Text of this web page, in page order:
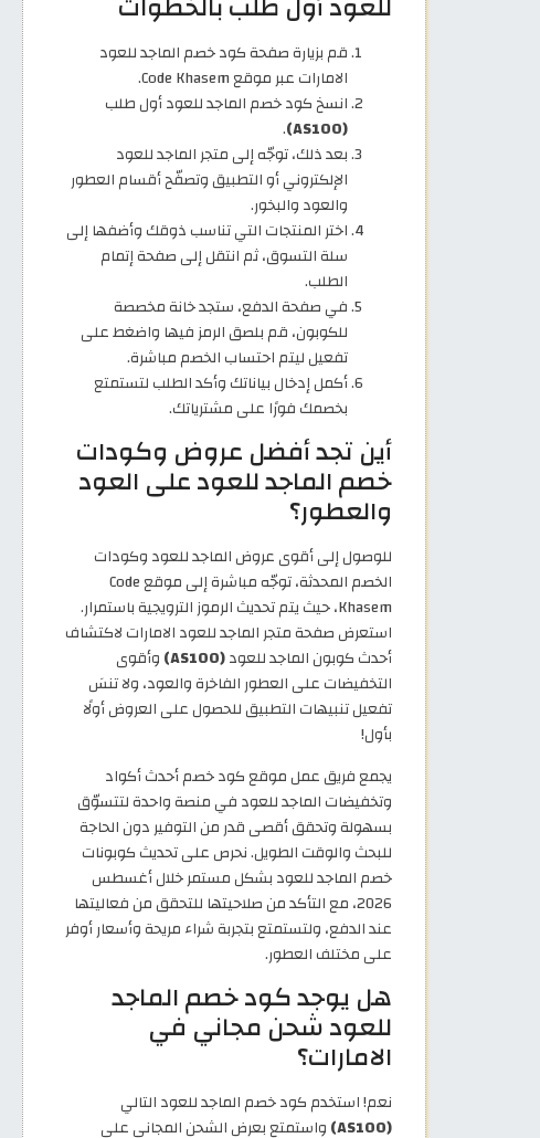
قم بزيارة صفحة كود خصم الماجد للعود
الامارات عبر موقع Code Khasem.
انسخ كود خصم الماجد للعود أول طلب
(AS100)
.
بعد ذلك، توجّه إلى متجر الماجد للعود
الإلكتروني أو التطبيق وتصفّح أقسام العطور
والعود والبخور.
اختر المنتجات التي تناسب ذوقك وأضفها إلى
سلة التسوق، ثم انتقل إلى صفحة إتمام
الطلب.
في صفحة الدفع، ستجد خانة مخصصة
للكوبون، قم بلصق الرمز فيها واضغط على
تفعيل ليتم احتساب الخصم مباشرة.
أكمل إدخال بياناتك وأكد الطلب لتستمتع
بخصمك فورًا على مشترياتك.
أين تجد أفضل عروض وكودات
خصم الماجد للعود على العود
والعطور؟
للوصول إلى أقوى عروض الماجد للعود وكودات
الخصم المحدثة، توجّه مباشرة إلى موقع Code
Khasem، حيث يتم تحديث الرموز الترويجية باستمرار.
استعرض صفحة متجر الماجد للعود الامارات لاكتشاف
أحدث كوبون الماجد للعود(AS100)
وأقوى
التخفيضات على العطور الفاخرة والعود، ولا تنسَ
تفعيل تنبيهات التطبيق للحصول على العروض أولًا
بأول!
يجمع فريق عمل موقع كود خصم أحدث أكواد
وتخفيضات الماجد للعود في منصة واحدة لتتسوّق
بسهولة وتحقق أقصى قدر من التوفير دون الحاجة
للبحث والوقت الطويل. نحرص على تحديث كوبونات
خصم الماجد للعود بشكل مستمر خلال أغسطس
2026، مع التأكد من صلاحيتها للتحقق من فعاليتها
عند الدفع، ولتستمتع بتجربة شراء مريحة وأسعار أوفر
على مختلف العطور.
هل يوجد كود خصم الماجد
للعود شحن مجاني في
الامارات؟
نعم! استخدم كود خصم الماجد للعود التالي
(AS100)
واستمتع بعرض الشحن المجاني على